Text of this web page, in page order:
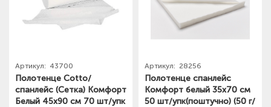
Артикул: 43700
Полотенце Cotto/
спанлейс (Сетка) Комфорт
Белый 45х90 см 70 шт/упк
Артикул: 28256
Полотенце спанлейс
Комфорт белый 35х70 см
50 шт/упк(поштучно) (50 г/